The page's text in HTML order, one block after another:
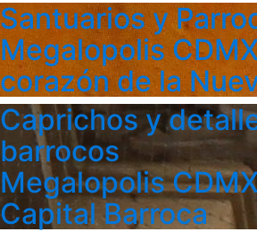
Santuarios y
Megalopolis
corazón de la
Caprichos y
barrocos
Megalopolis
Capital Barroca